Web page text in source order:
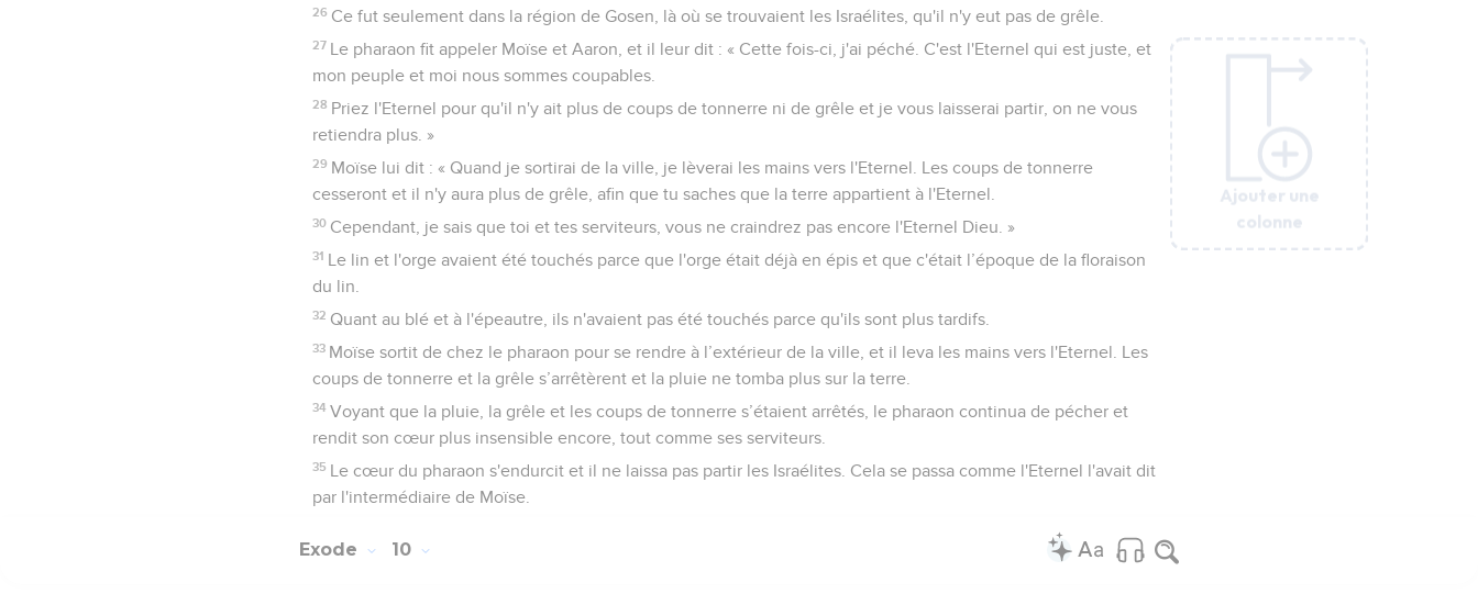
Ajouter une
colonne
26 Ce fut seulement dans la région de Gosen, là où se trouvaient les Israélites, qu'il n'y eut pas de grêle.
27 Le pharaon fit appeler Moïse et Aaron, et il leur dit : « Cette fois-ci, j'ai péché. C'est l'Eternel qui est juste, et
mon peuple et moi nous sommes coupables.
28 Priez l'Eternel pour qu'il n'y ait plus de coups de tonnerre ni de grêle et je vous laisserai partir, on ne vous
retiendra plus. »
29 Moïse lui dit : « Quand je sortirai de la ville, je lèverai les mains vers l'Eternel. Les coups de tonnerre
cesseront et il n'y aura plus de grêle, afin que tu saches que la terre appartient à l'Eternel.
30 Cependant, je sais que toi et tes serviteurs, vous ne craindrez pas encore l'Eternel Dieu. »
31 Le lin et l'orge avaient été touchés parce que l'orge était déjà en épis et que c'était l’époque de la floraison
du lin.
32 Quant au blé et à l'épeautre, ils n'avaient pas été touchés parce qu'ils sont plus tardifs.
33 Moïse sortit de chez le pharaon pour se rendre à l’extérieur de la ville, et il leva les mains vers l'Eternel. Les
coups de tonnerre et la grêle s’arrêtèrent et la pluie ne tomba plus sur la terre.
34 Voyant que la pluie, la grêle et les coups de tonnerre s’étaient arrêtés, le pharaon continua de pécher et
rendit son cœur plus insensible encore, tout comme ses serviteurs.
35 Le cœur du pharaon s'endurcit et il ne laissa pas partir les Israélites. Cela se passa comme l'Eternel l'avait dit
par l'intermédiaire de Moïse.
Ajouter une
colonne
Exode 10
Ajouter une
colonne
Ajouter une
colonne
Ajouter une
colonne
Ajouter une
colonne